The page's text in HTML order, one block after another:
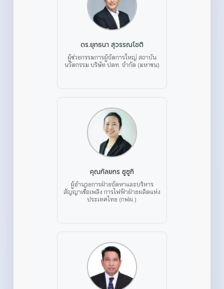
ดร.ยุทธนา สุวรรณโชติ
ผู้ช่วยกรรมการผู้จัดการใหญ่ สถาบัน
นวัตกรรม บริษัท ปตท. จำกัด (มหาชน)
คุณกัลยกร ซูซูกิ
ผู้อำนวยการฝ่ายจัดหาและบริหาร
สัญญาเชื้อเพลิง การไฟฟ้าฝ่ายผลิตแห่ง
ประเทศไทย (กฟผ.)